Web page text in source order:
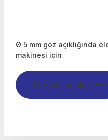
Ø 5 mm göz açıklığında
makinesi için
Devamını oku